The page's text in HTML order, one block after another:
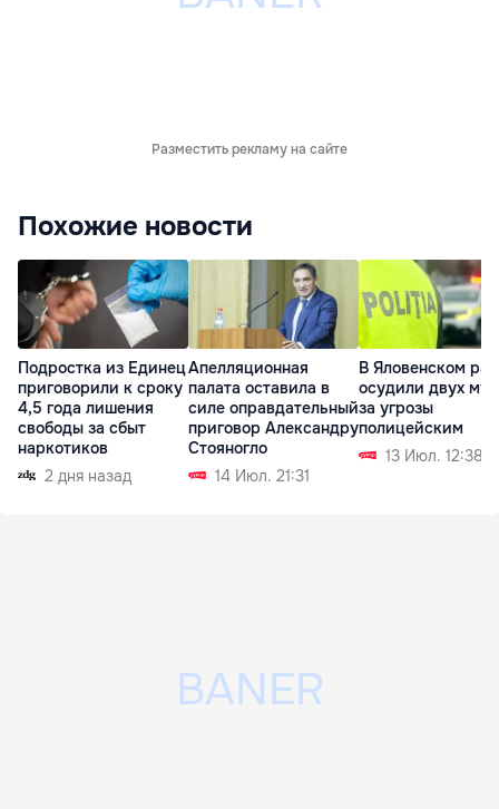
Разместить рекламу на сайте
Похожие новости
Подростка из Единец
приговорили к сроку
4,5 года лишения
свободы за сбыт
наркотиков
2 дня назад
Апелляционная
палата оставила в
силе оправдательный
приговор Александру
Стояногло
14 Июл. 21:31
В Яловенском
осудили двух
за угрозы
полицейским
13 Июл. 12:38